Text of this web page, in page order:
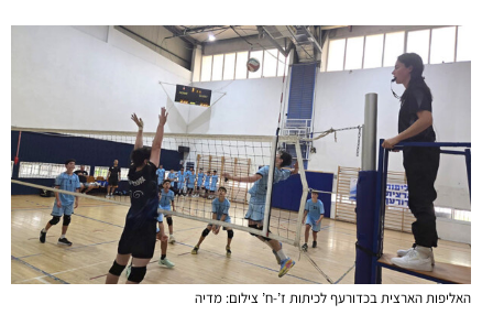
האליפות הארצית בכדורעף לכיתות ז’-ח’ צילום: מדיה